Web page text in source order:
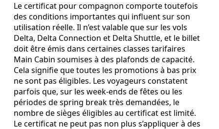
Le certificat pour compagnon comporte toutefois
des conditions importantes qui influent sur son
utilisation réelle. Il n’est valable que sur les vols
Delta, Delta Connection et Delta Shuttle, et le billet
doit être émis dans certaines classes tarifaires
Main Cabin soumises à des plafonds de capacité.
Cela signifie que toutes les promotions à bas prix
ne sont pas éligibles. Les voyageurs constatent
parfois que, sur les week‑ends de fêtes ou les
périodes de spring break très demandées, le
nombre de sièges éligibles au certificat est limité.
Le certificat ne peut pas non plus s’appliquer à des